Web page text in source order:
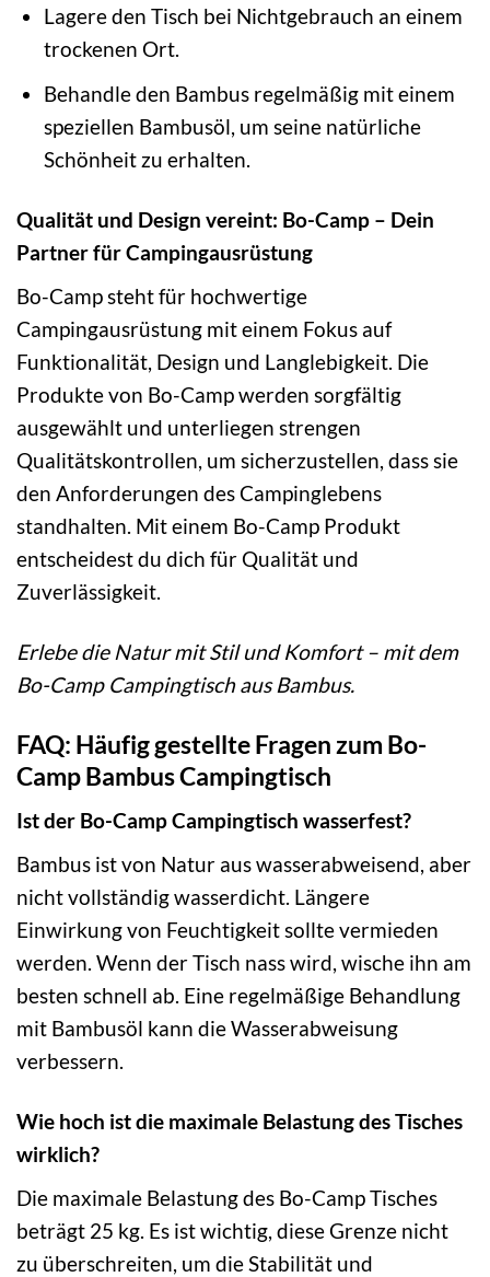
Lagere den Tisch bei Nichtgebrauch an einem
trockenen Ort.
Behandle den Bambus regelmäßig mit einem
speziellen Bambusöl, um seine natürliche
Schönheit zu erhalten.
Qualität und Design vereint: Bo-Camp – Dein
Partner für Campingausrüstung
Bo-Camp steht für hochwertige
Campingausrüstung mit einem Fokus auf
Funktionalität, Design und Langlebigkeit. Die
Produkte von Bo-Camp werden sorgfältig
ausgewählt und unterliegen strengen
Qualitätskontrollen, um sicherzustellen, dass sie
den Anforderungen des Campinglebens
standhalten. Mit einem Bo-Camp Produkt
entscheidest du dich für Qualität und
Zuverlässigkeit.
Erlebe die Natur mit Stil und Komfort – mit dem
Bo-Camp Campingtisch aus Bambus.
FAQ: Häufig gestellte Fragen zum Bo-
Camp Bambus Campingtisch
Ist der Bo-Camp Campingtisch wasserfest?
Bambus ist von Natur aus wasserabweisend, aber
nicht vollständig wasserdicht. Längere
Einwirkung von Feuchtigkeit sollte vermieden
werden. Wenn der Tisch nass wird, wische ihn am
besten schnell ab. Eine regelmäßige Behandlung
mit Bambusöl kann die Wasserabweisung
verbessern.
Wie hoch ist die maximale Belastung des Tisches
wirklich?
Die maximale Belastung des Bo-Camp Tisches
beträgt 25 kg. Es ist wichtig, diese Grenze nicht
zu überschreiten, um die Stabilität und